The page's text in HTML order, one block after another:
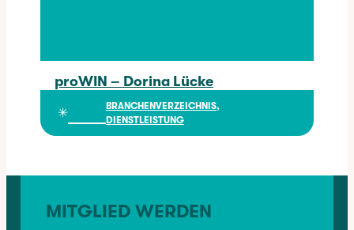
proWIN – Dorina Lücke
proWIN – Dorina Lücke
✳︎
BRANCHENVERZEICHNIS ,
DIENSTLEISTUNG
MITGLIED WERDEN